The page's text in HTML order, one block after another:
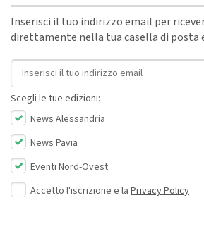
Inserisci il tuo indirizzo email per
direttamente nella tua casella di posta
Indirizzo email
Scegli le tue edizioni:
News Alessandria
News Pavia
Eventi Nord-Ovest
Accetto l'iscrizione e la Privacy Policy